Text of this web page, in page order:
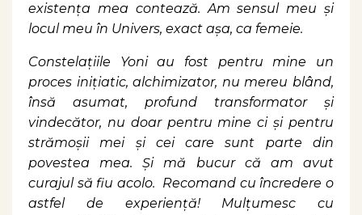
existența mea contează. Am sensul meu și
locul meu în Univers, exact așa, ca femeie.
Constelațiile Yoni au fost pentru mine un
proces inițiatic, alchimizator, nu mereu blând,
însă asumat, profund transformator și
vindecător, nu doar pentru mine ci și pentru
strămoșii mei și cei care sunt parte din
povestea mea. Și mă bucur că am avut
curajul să fiu acolo. Recomand cu încredere o
astfel de experiență! Mulțumesc cu